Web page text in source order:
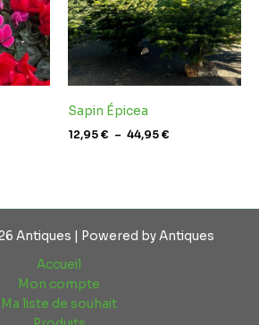
Sapin Épicea
12,95€ – 44,95€
Antiques | Powered by Antiques
Accueil
Mon compte
Ma liste de souhait